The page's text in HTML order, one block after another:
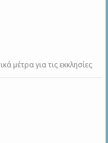
μέτρα για τις εκκλησίες